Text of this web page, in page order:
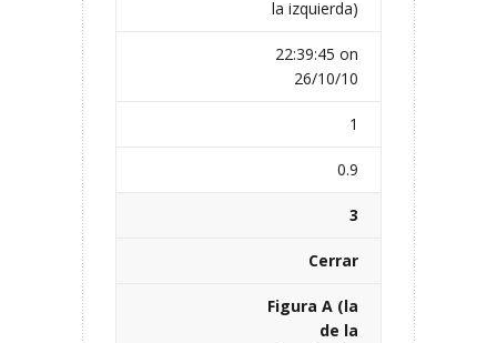
la izquierda)
22:39:45 on
26/10/10
1
0.9
3
Cerrar
Figura A (la
de la